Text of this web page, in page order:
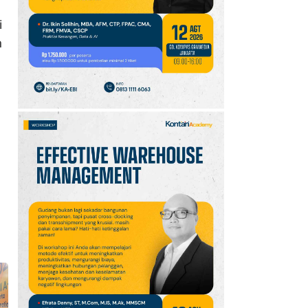
10 Jadwal Persija vs Arema
FC Perebutan Juara 3
Piala Presiden 2026,
Kick-off Sore Ini